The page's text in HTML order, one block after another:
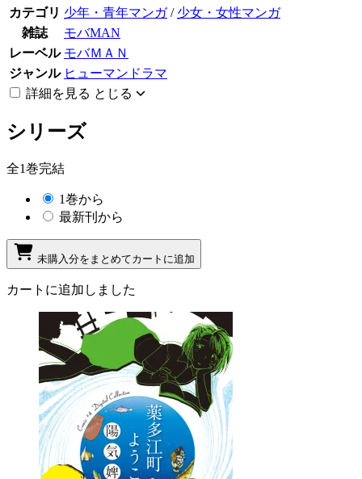
カテゴリ 少年・青年マンガ/ 少女・女性マンガ
雑誌
モバMAN
レーベル モバＭＡＮ
ジャンル ヒューマンドラマ
詳細を見る とじる
シリーズ
全1巻完結
1巻から
最新刊から
未購入分をまとめてカートに追加
カートに追加しました